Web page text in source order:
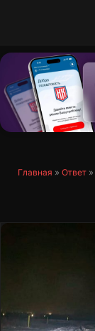
Главная » Ответ»